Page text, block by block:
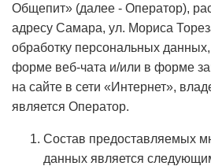
Общепит» (далее - Оператор),
адресу Самара, ул. Мориса
обработку персональных
форме веб-чата и/или в форме
на сайте в сети «Интернет»,
является Оператор.
Состав предоставляемых
данных является